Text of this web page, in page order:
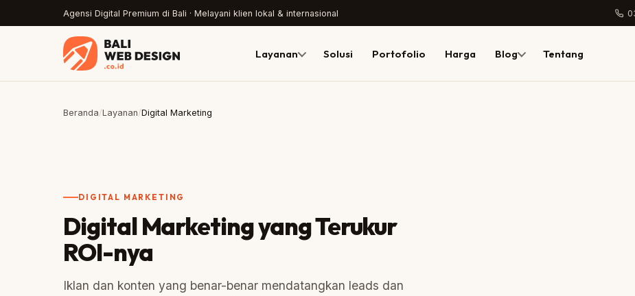
Agensi Digital Premium di Bali · Melayani klien lokal & internasional
Layanan Solusi Portofolio Harga Blog Tentang
Beranda/Layanan/Digital Marketing
DIGITAL MARKETING
Digital Marketing yang Terukur
ROI-nya
Iklan dan konten yang benar-benar mendatangkan leads dan